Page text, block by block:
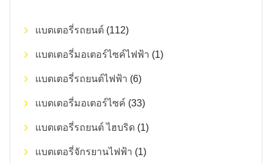
แบตเตอรี่รถยนต์ (112)
แบตเตอรี่มอเตอร์ไซค์ไฟฟ้า (1)
แบตเตอรี่รถยนต์ไฟฟ้า (6)
แบตเตอรี่มอเตอร์ไซค์ (33)
แบตเตอรี่รถยนต์ ไฮบริด (1)
แบตเตอรี่จักรยานไฟฟ้า (1)